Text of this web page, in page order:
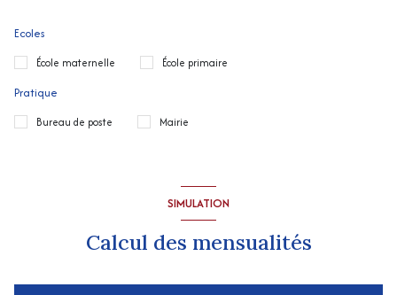
Ecoles
École maternelle École primaire
Pratique
Bureau de poste Mairie
SIMULATION
Calcul des mensualités